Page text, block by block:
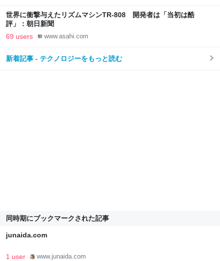
世界に衝撃与えたリズムマシンTR-808 開発者は「当初は酷
評」：朝日新聞
69 users www.asahi.com
新着記事 - テクノロジーをもっと読む
同時期にブックマークされた記事
junaida.com
1 user www.junaida.com